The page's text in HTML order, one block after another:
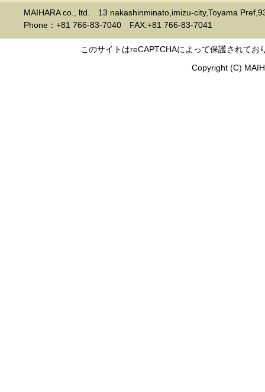
MAIHARA co., ltd. 13 nakashinminato,imizu-city,Toyama
Phone：+81 766-83-7040 FAX:+81 766-83-7041
このサイトはreCAPTCHAによって保護されてお
Copyright (C)